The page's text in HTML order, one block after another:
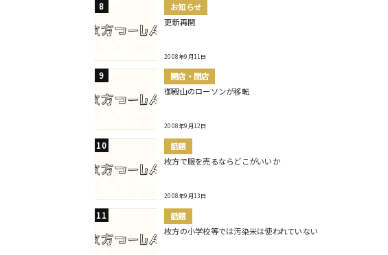
お知らせ
更新再開
2008年9月11日
開店・閉店
御殿山のローソンが移転
2008年9月12日
話題
枚方で服を売るならどこがいいか
2008年9月13日
話題
枚方の小学校等では汚染米は使われていない